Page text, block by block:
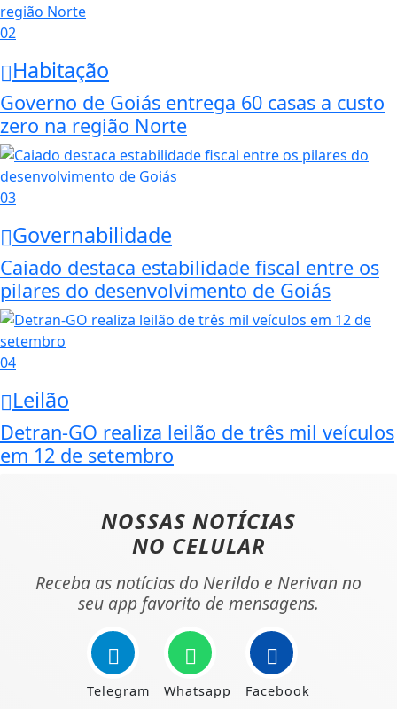
02
Habitação
Governo de Goiás entrega 60 casas a custo
zero na região Norte
03
Governabilidade
Caiado destaca estabilidade fiscal entre os
pilares do desenvolvimento de Goiás
04
Leilão
Detran-GO realiza leilão de três mil veículos
em 12 de setembro
NOSSAS NOTÍCIAS
NO CELULAR
Receba as notícias do Nerildo e Nerivan no
seu app favorito de mensagens.
Telegram Whatsapp Facebook